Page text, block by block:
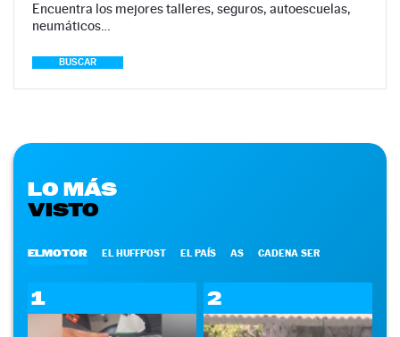
Encuentra los mejores talleres, seguros, autoescuelas,
neumáticos…
BUSCAR
LO MÁS
VISTO
ELMOTOR EL HUFFPOST EL PAÍS AS CADENA SER
1 2